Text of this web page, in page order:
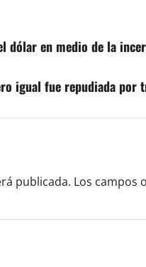
dólar en medio de la
igual fue repudiada por
publicada. Los campos